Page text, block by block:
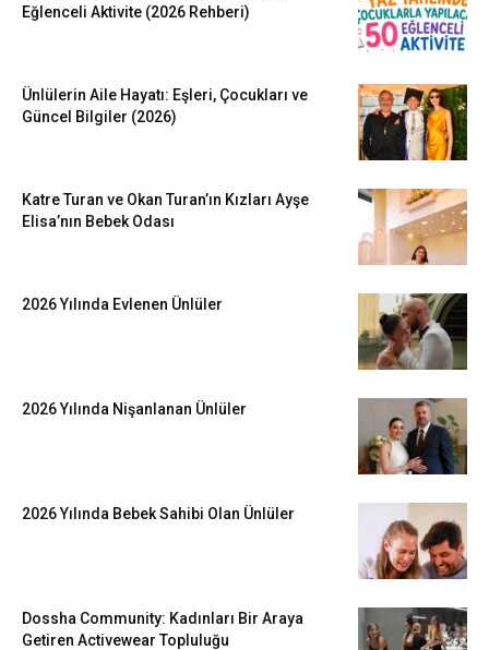
Eğlenceli Aktivite (2026 Rehberi)
Ünlülerin Aile Hayatı: Eşleri, Çocukları ve
Güncel Bilgiler (2026)
Katre Turan ve Okan Turan’ın Kızları Ayşe
Elisa’nın Bebek Odası
2026 Yılında Evlenen Ünlüler
2026 Yılında Nişanlanan Ünlüler
2026 Yılında Bebek Sahibi Olan Ünlüler
Dossha Community: Kadınları Bir Araya
Getiren Activewear Topluluğu